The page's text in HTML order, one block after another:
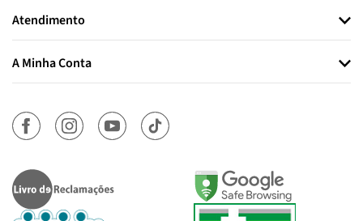
Atendimento
A Minha Conta